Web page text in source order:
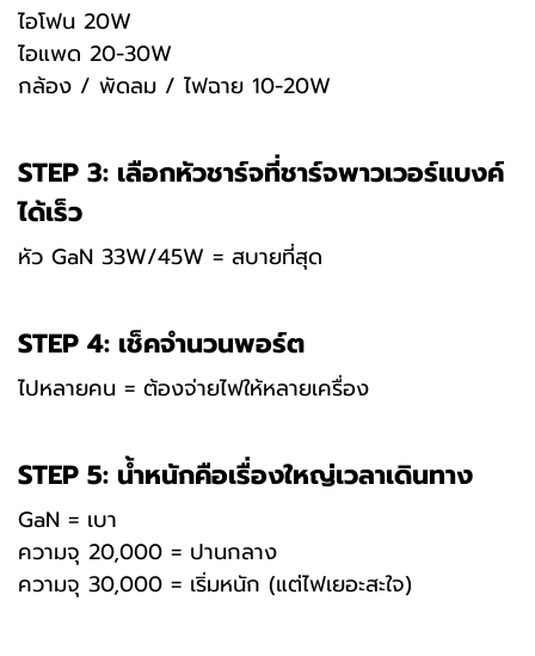
ไอโฟน 20W
ไอแพด 20-30W
กล้อง / พัดลม / ไฟฉาย 10-20W
STEP 3: เลือกหัวชาร์จที่ชาร์จพาวเวอร์แบงค์
ได้เร็ว
หัว GaN 33W/45W = สบายที่สุด
STEP 4: เช็คจำนวนพอร์ต
ไปหลายคน = ต้องจ่ายไฟให้หลายเครื่อง
STEP 5: น้ำหนักคือเรื่องใหญ่เวลาเดินทาง
GaN = เบา
ความจุ 20,000 = ปานกลาง
ความจุ 30,000 = เริ่มหนัก (แต่ไฟเยอะสะใจ)